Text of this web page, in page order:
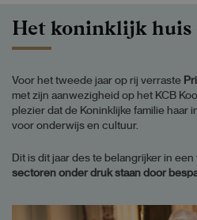
Het koninklijk huis
Voor het tweede jaar op rij verraste
met zijn aanwezigheid op het KCB
plezier dat de Koninklijke familie haar
voor onderwijs en cultuur.
Dit is dit jaar des te belangrijker in een
sectoren onder druk staan door